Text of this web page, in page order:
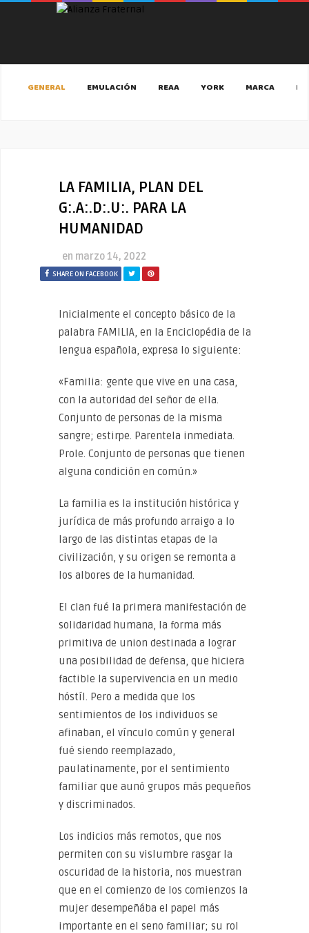
GENERAL EMULACIÓN REAA YORK MARCA
LA FAMILIA, PLAN DEL
G:.A:.D:.U:. PARA LA
HUMANIDAD
en marzo 14, 2022
SHARE ON FACEBOOK
Inicialmente el concepto básico de la
palabra FAMILIA, en la Enciclopédia de la
lengua española, expresa lo siguiente:
«Familia: gente que vive en una casa,
con la autoridad del señor de ella.
Conjunto de personas de la misma
sangre; estirpe. Parentela inmediata.
Prole. Conjunto de personas que tienen
alguna condición en común.»
La familia es la institución histórica y
jurídica de más profundo arraigo a lo
largo de las distintas etapas de la
civilización, y su origen se remonta a
los albores de la humanidad.
El clan fué la primera manifestación de
solidaridad humana, la forma más
primitiva de union destinada a lograr
una posibilidad de defensa, que hiciera
factible la supervivencia en un medio
hóstíl. Pero a medida que los
sentimientos de los individuos se
afinaban, el vínculo común y general
fué siendo reemplazado,
paulatinamente, por el sentimiento
familiar que aunó grupos más pequeños
y discriminados.
Los indicios más remotos, que nos
permiten con su vislumbre rasgar la
oscuridad de la historia, nos muestran
que en el comienzo de los comienzos la
mujer desempeñába el papel más
importante en el seno familiar; su rol